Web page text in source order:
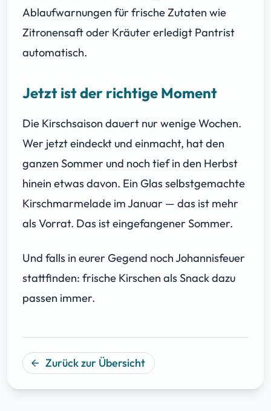
Ablaufwarnungen für frische Zutaten wie
Zitronensaft oder Kräuter erledigt Pantrist
automatisch.
Jetzt ist der richtige Moment
Die Kirschsaison dauert nur wenige Wochen.
Wer jetzt eindeckt und einmacht, hat den
ganzen Sommer und noch tief in den Herbst
hinein etwas davon. Ein Glas selbstgemachte
Kirschmarmelade im Januar — das ist mehr
als Vorrat. Das ist eingefangener Sommer.
Und falls in eurer Gegend noch Johannisfeuer
stattfinden: frische Kirschen als Snack dazu
passen immer.
arrow_back Zurück zur Übersicht